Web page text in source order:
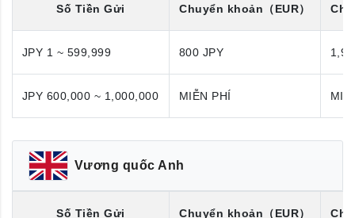
Số Tiền Gửi Chuyển khoản （EUR）
JPY 1 ~ 599,999 800 JPY
JPY 600,000 ~ 1,000,000 MIỄN PHÍ
Vương quốc Anh
Số Tiền Gửi Chuyển khoản （EUR）